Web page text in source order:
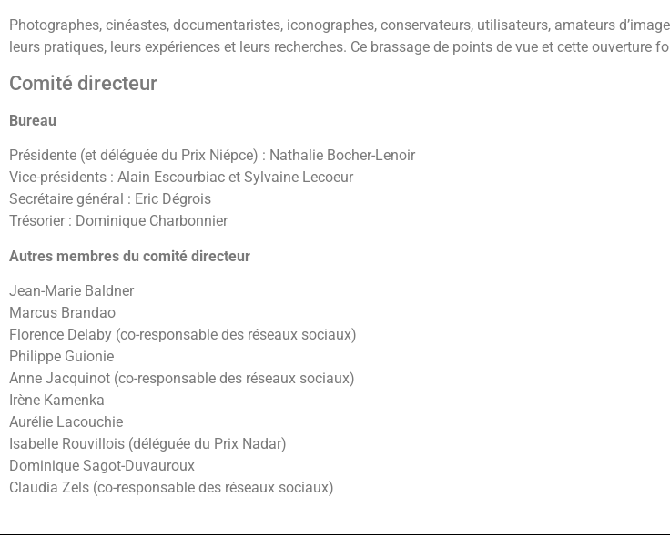
Photographes, cinéastes, documentaristes, iconographes, conservateurs, utilisateurs, amateurs
leurs pratiques, leurs expériences et leurs recherches. Ce brassage de points de vue et cette ouverture
Comité directeur
Bureau
Présidente (et déléguée du Prix Niépce) : Nathalie Bocher-Lenoir
Vice-présidents : Alain Escourbiac et Sylvaine Lecoeur
Secrétaire général : Eric Dégrois
Trésorier : Dominique Charbonnier
Autres membres du comité directeur
Jean-Marie Baldner
Marcus Brandao
Florence Delaby (co-responsable des réseaux sociaux)
Philippe Guionie
Anne Jacquinot (co-responsable des réseaux sociaux)
Irène Kamenka
Aurélie Lacouchie
Isabelle Rouvillois (déléguée du Prix Nadar)
Dominique Sagot-Duvauroux
Claudia Zels (co-responsable des réseaux sociaux)